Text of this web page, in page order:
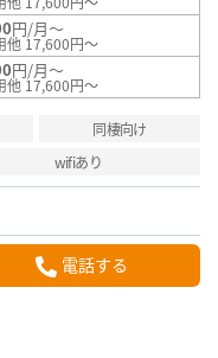
円/月～
他 17,600円～
円/月～
他 17,600円～
同棲向け
wifiあり
電話する